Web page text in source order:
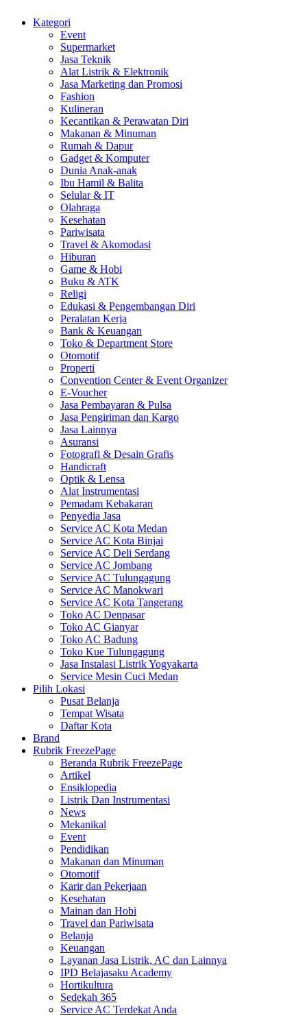
Kategori
Event
Supermarket
Jasa Teknik
Alat Listrik & Elektronik
Jasa Marketing dan Promosi
Fashion
Kulineran
Kecantikan & Perawatan Diri
Makanan & Minuman
Rumah & Dapur
Gadget & Komputer
Dunia Anak-anak
Ibu Hamil & Balita
Selular & IT
Olahraga
Kesehatan
Pariwisata
Travel & Akomodasi
Hiburan
Game & Hobi
Buku & ATK
Religi
Edukasi & Pengembangan Diri
Peralatan Kerja
Bank & Keuangan
Toko & Department Store
Otomotif
Properti
Convention Center & Event Organizer
E-Voucher
Jasa Pembayaran & Pulsa
Jasa Pengiriman dan Kargo
Jasa Lainnya
Asuransi
Fotografi & Desain Grafis
Handicraft
Optik & Lensa
Alat Instrumentasi
Pemadam Kebakaran
Penyedia Jasa
Service AC Kota Medan
Service AC Kota Binjai
Service AC Deli Serdang
Service AC Jombang
Service AC Tulungagung
Service AC Manokwari
Service AC Kota Tangerang
Toko AC Denpasar
Toko AC Gianyar
Toko AC Badung
Toko Kue Tulungagung
Jasa Instalasi Listrik Yogyakarta
Service Mesin Cuci Medan
Pilih Lokasi
Pusat Belanja
Tempat Wisata
Daftar Kota
Brand
Rubrik FreezePage
Beranda Rubrik FreezePage
Artikel
Ensiklopedia
Listrik Dan Instrumentasi
News
Mekanikal
Event
Pendidikan
Makanan dan Minuman
Otomotif
Karir dan Pekerjaan
Kesehatan
Mainan dan Hobi
Travel dan Pariwisata
Belanja
Keuangan
Layanan Jasa Listrik, AC dan Lainnya
IPD Belajasaku Academy
Hortikultura
Sedekah 365
Service AC Terdekat Anda